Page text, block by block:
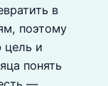
в
поэтому
цель и
понять